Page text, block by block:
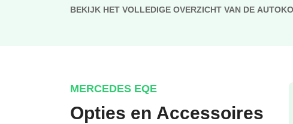
BEKIJK HET VOLLEDIGE OVERZICHT VAN DE
MERCEDES EQE
Opties en Accessoires